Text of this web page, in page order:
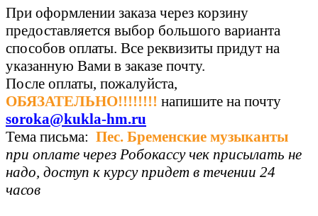
При оформлении заказа через корзину
предоставляется выбор большого варианта
способов оплаты. Все реквизиты придут на
указанную Вами в заказе почту.
После оплаты, пожалуйста,
ОБЯЗАТЕЛЬНО!!!!!!!! напишите на почту
soroka@kukla-hm.ru
Тема письма: Пес. Бременские музыканты
при оплате через Робокассу чек присылать не
надо, доступ к курсупридет в течении 24
часов